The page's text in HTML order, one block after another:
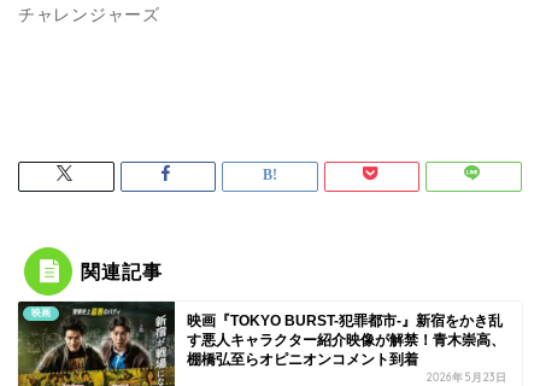
チャレンジャーズ
関連記事
映画
映画『TOKYO BURST-犯罪都市-』新宿をかき乱
す悪人キャラクター紹介映像が解禁！青木崇高、
棚橋弘至らオピニオンコメント到着
2026年5月23日